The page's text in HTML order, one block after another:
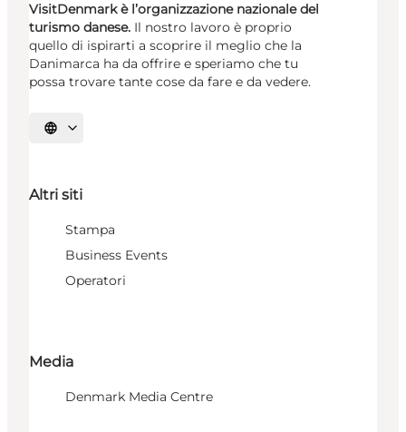
VisitDenmark è l’organizzazione nazionale del
turismo danese. Il nostro lavoro è proprio
quello di ispirarti a scoprire il meglio che la
Danimarca ha da offrire e speriamo che tu
possa trovare tante cose da fare e da vedere.
Seleziona la lingua
Altri siti
Stampa
Business Events
Operatori
Media
Denmark Media Centre